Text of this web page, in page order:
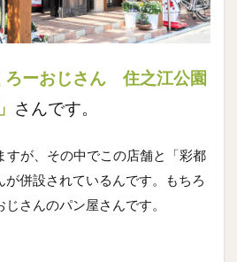
ろーおじさん 住之江公園
さんです。
すが、その中でこの店舗と「彩都
併設されているんです。もちろ
さんのパン屋さんです。